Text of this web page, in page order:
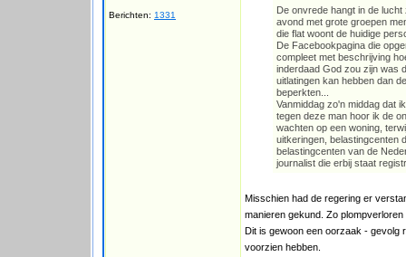
Berichten: 1331
De onvrede hangt in de
avond met grote groepen
die flat woont de huidige
De Facebookpagina die
compleet met beschrijving
inderdaad God zou zijn was
uitlatingen kan hebben dan
beperkten...
Vanmiddag zo'n middag dat
tegen deze man hoor ik de
wachten op een woning,
uitkeringen, belastingcenten
belastingcenten van de
journalist die erbij staat
Misschien had de regering er
manieren gekund. Zo
Dit is gewoon een oorzaak - gevolg
voorzien hebben.